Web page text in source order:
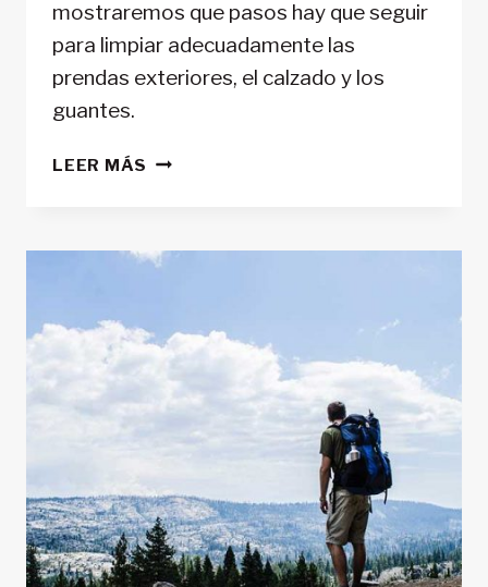
mostraremos que pasos hay que seguir
para limpiar adecuadamente las
prendas exteriores, el calzado y los
guantes.
LEER MÁS CÓMO
TU
TEX